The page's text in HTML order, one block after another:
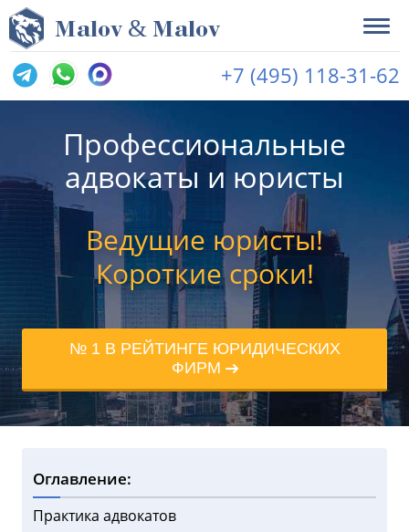
Malov & Malov
+7 (495) 118-31-62
Профессиональные
адвокаты и юристы
Ведущие юристы!
Короткие сроки!
№ 1 В РЕЙТИНГЕ ЮРИДИЧЕСКИХ
ФИРМ
Оглавление:
Практика адвокатов